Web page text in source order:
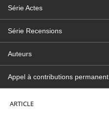
Série Actes
Série Recensions
Auteurs
Appel à contributions permanent
ARTICLE